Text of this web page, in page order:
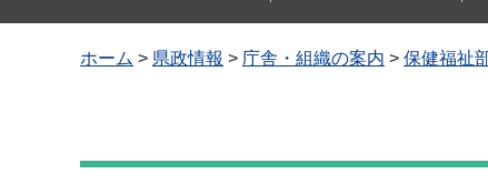
ホーム > 県政情報 > 庁舎・組織の案内 > 保健福祉